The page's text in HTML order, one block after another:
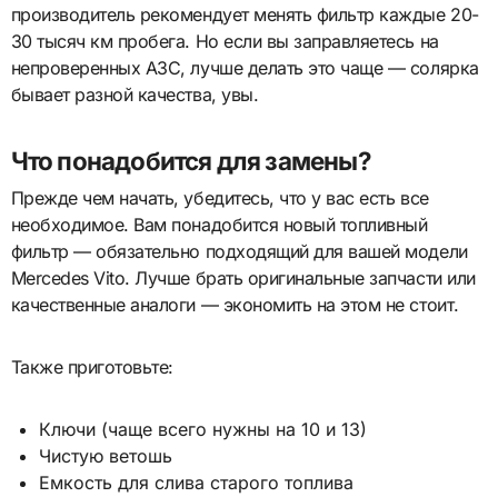
производитель рекомендует менять фильтр каждые 20-
30 тысяч км пробега. Но если вы заправляетесь на
непроверенных АЗС, лучше делать это чаще — солярка
бывает разной качества, увы.
Что понадобится для замены?
Прежде чем начать, убедитесь, что у вас есть все
необходимое. Вам понадобится новый топливный
фильтр — обязательно подходящий для вашей модели
Mercedes Vito. Лучше брать оригинальные запчасти или
качественные аналоги — экономить на этом не стоит.
Также приготовьте:
Ключи (чаще всего нужны на 10 и 13)
Чистую ветошь
Емкость для слива старого топлива